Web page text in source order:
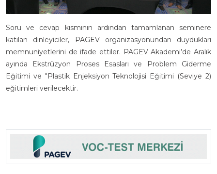
Soru ve cevap kısmının ardından tamamlanan seminere
katılan dinleyiciler, PAGEV organizasyonundan duydukları
memnuniyetlerini de ifade ettiler. PAGEV Akademi’de Aralık
ayında Ekstrüzyon Proses Esasları ve Problem Giderme
Eğitimi ve "Plastik Enjeksiyon Teknolojisi Eğitimi (Seviye 2)
eğitimleri verilecektir.